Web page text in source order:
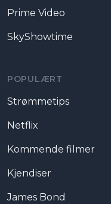
Prime Video
SkyShowtime
POPULÆRT
Strømmetips
Netflix
Kommende filmer
Kjendiser
James Bond